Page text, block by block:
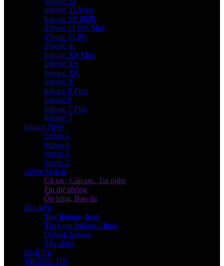
Iphone 12 Mini
Iphone SE 2020
iPhone 11 Pro Max
iPhone 11 Pro
iPhone 11
Iphone XS Max
Iphone XS
Iphone XR
Iphone X
Iphone 8 Plus
Iphone 8
Iphone 7 Plus
Iphone 7
Iphone New
Series 5
Series 4
Series 3
Series 2
Apple Watch
Củ sạc, Cáp sạc, Tai nghe
Pin dự phòng
Ốp lưng, Bao da
Phụ kiện
Test Iphone, Ipad
Thay pin Iphone - Ipad
Unlock Iphone
Sửa chữa
Dịch Vụ
THÔNG TIN